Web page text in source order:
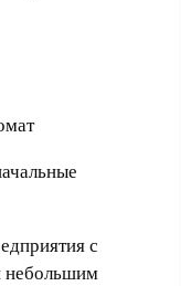
с
небольшим